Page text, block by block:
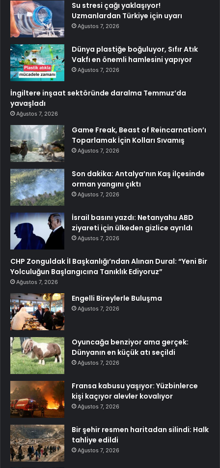
Su stresi çağı yaklaşıyor!
Uzmanlardan Türkiye için uyarı
Ağustos 7, 2026
Dünya plastiğe boğuluyor, Sıfır Atık
Vakfı en önemli hamlesini yapıyor
Ağustos 7, 2026
İngiltere inşaat sektöründe daralma Temmuz’da
yavaşladı
Ağustos 7, 2026
Game Freak, Beast of Reincarnation’ı
Toparlamak İçin Kolları Sıvamış
Ağustos 7, 2026
Son dakika: Antalya’nın Kaş ilçesinde
orman yangını çıktı
Ağustos 7, 2026
İsrail basını yazdı: Netanyahu ABD
ziyareti için ülkeden gizlice ayrıldı
Ağustos 7, 2026
CHP Zonguldak İl Başkanlığı’ndan Alınan Dural: “Yeni Bir
Yolculuğun Başlangıcına Tanıklık Ediyoruz”
Ağustos 7, 2026
Engelli Bireylerle Buluşma
Ağustos 7, 2026
Oyuncağa benziyor ama gerçek:
Dünyanın en küçük atı seçildi
Ağustos 7, 2026
Fransa kabusu yaşıyor: Yüzbinlerce
kişi kaçıyor alevler kovalıyor
Ağustos 7, 2026
Bir şehir resmen haritadan silindi: Halk
tahliye edildi
Ağustos 7, 2026